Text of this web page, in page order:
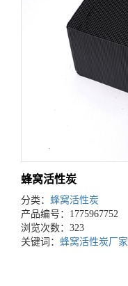
蜂窝活性炭
分类： 蜂窝活性炭
产品编号：1775967752
浏览次数：323
关键词： 蜂窝活性炭厂家